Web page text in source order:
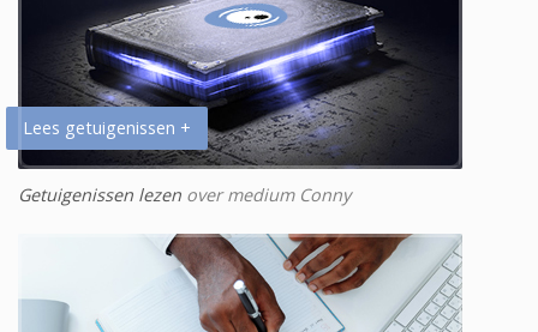
Lees getuigenissen +
Getuigenissen lezen over medium Conny